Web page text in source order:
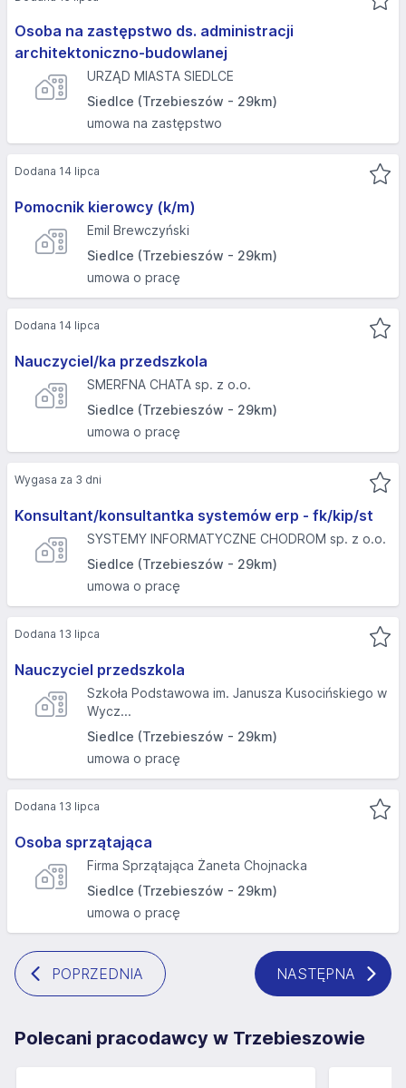
Osoba na zastępstwo ds. administracji
architektoniczno-budowlanej
URZĄD MIASTA SIEDLCE
Siedlce (Trzebieszów - 29km)
umowa na zastępstwo
Pomocnik kierowcy (k/m)
Emil Brewczyński
Siedlce (Trzebieszów - 29km)
umowa o pracę
Dodana 14 lipca
Nauczyciel/ka przedszkola
SMERFNA CHATA sp. z o.o.
Siedlce (Trzebieszów - 29km)
umowa o pracę
Dodana 14 lipca
Konsultant/konsultantka systemów erp - fk/kip/st
SYSTEMY INFORMATYCZNE CHODROM sp. z o.o.
Siedlce (Trzebieszów - 29km)
umowa o pracę
Wygasa za 3 dni
Nauczyciel przedszkola
Szkoła Podstawowa im. Janusza Kusocińskiego w
Wycz...
Siedlce (Trzebieszów - 29km)
umowa o pracę
Dodana 13 lipca
Osoba sprzątająca
Firma Sprzątająca Żaneta Chojnacka
Siedlce (Trzebieszów - 29km)
umowa o pracę
Dodana 13 lipca
POPRZEDNIA NASTĘPNA
Polecani pracodawcy w Trzebieszowie